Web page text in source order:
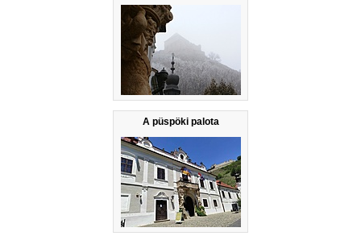
A püspöki palota